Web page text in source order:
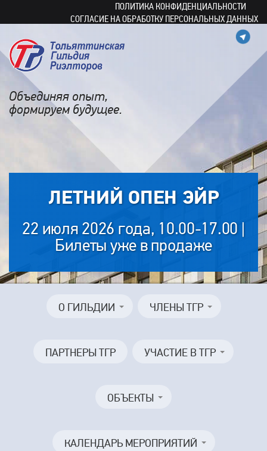
ПОЛИТИКА КОНФИДЕНЦИАЛЬНОСТИ
СОГЛАСИЕ НА ОБРАБОТКУ ПЕРСОНАЛЬНЫХ ДАННЫХ
Объединяя опыт,
формируем будущее.
ЛЕТНИЙ ОПЕН ЭЙР
22 июля 2026 года, 10.00-17.00 |
Билеты уже в продаже
О ГИЛЬДИИ ЧЛЕНЫ ТГР
ПАРТНЕРЫ ТГР УЧАСТИЕ В ТГР
ОБЪЕКТЫ
КАЛЕНДАРЬ МЕРОПРИЯТИЙ